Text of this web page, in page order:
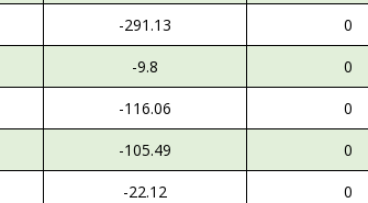
-291.13
0
-9.8
0
-116.06
0
-105.49
0
-22.12
0